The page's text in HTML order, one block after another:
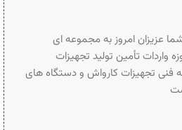
عزیزان امروز به مجموعه ای
واردات تأمین تولید تجهیزات
فنی تجهیزات کارواش و دستگاه های